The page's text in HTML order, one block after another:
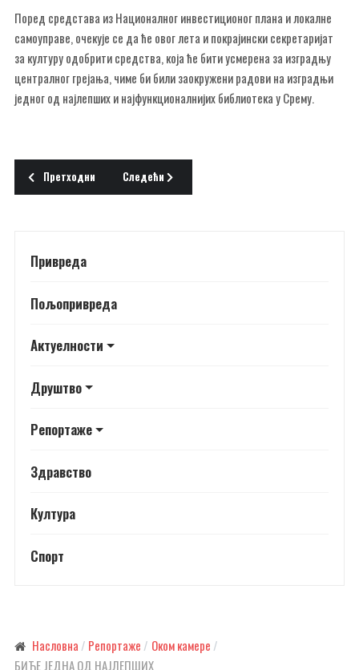
Поред средстава из Националног инвестиционог плана и локалне
самоуправе, очекује се да ће овог лета и покрајински секретаријат
за културу одобрити средства, која ће бити усмерена за изградњу
централног грејања, чиме би били заокружени радови на изградњи
једног од најлепших и најфункционалнијих библиотека у Срему.
Претходни чланак: БАЛОТАШИ
Претходни Следећи чланак: КРЕПКА СТАРИЦА ОД 97 ЛЕТА
Следећи
Привреда
Пољопривреда
Актуелности
Друштво
Репортаже
Здравство
Култура
Спорт
Насловна Репортаже
Оком камере
БИЋЕ ЈЕДНА ОД НАЈЛЕПШИХ